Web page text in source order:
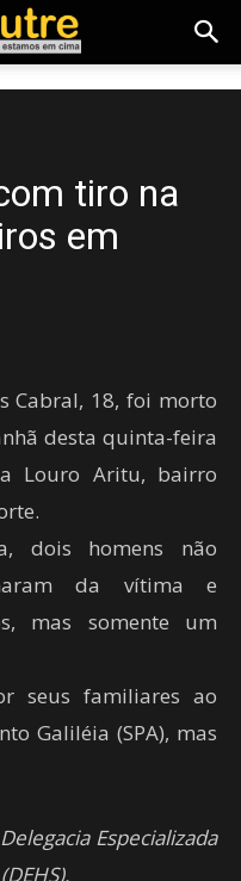
tiro na
em
Cabral, 18, foi morto
desta quinta-feira
Louro Aritu, bairro
dois homens não
da vítima e
mas somente um
seus familiares ao
Galiléia (SPA), mas
Especializada